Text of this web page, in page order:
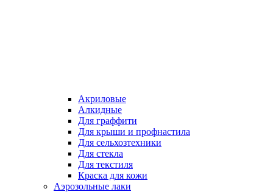
Акриловые
Алкидные
Для граффити
Для крыши и профнастила
Для сельхозтехники
Для стекла
Для текстиля
Краска для кожи
Аэрозольные лаки